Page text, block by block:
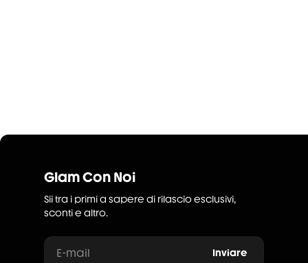
Glam Con Noi
Sii tra i primi a sapere di rilascio esclusivi,
sconti e altro.
E-mail Inviare